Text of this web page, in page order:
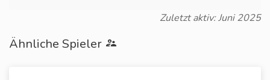
Zuletzt aktiv: Juni 2025
Ähnliche Spieler